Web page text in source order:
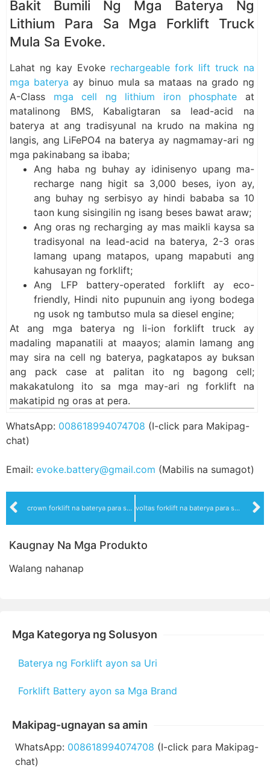
Bakit Bumili Ng Mga Baterya Ng
Lithium Para Sa Mga Forklift Truck
Mula Sa Evoke.
Lahat ng kay Evoke rechargeable fork lift truck na
mga baterya ay binuo mula sa mataas na grado ng
A-Class mga cell ng lithium iron phosphate at
matalinong BMS, Kabaligtaran sa lead-acid na
baterya at ang tradisyunal na krudo na makina ng
langis, ang LiFePO4 na baterya ay nagmamay-ari ng
mga pakinabang sa ibaba;
Ang haba ng buhay ay idinisenyo upang ma-
recharge nang higit sa 3,000 beses, iyon ay,
ang buhay ng serbisyo ay hindi bababa sa 10
taon kung sisingilin ng isang beses bawat araw;
Ang oras ng recharging ay mas maikli kaysa sa
tradisyonal na lead-acid na baterya, 2-3 oras
lamang upang matapos, upang mapabuti ang
kahusayan ng forklift;
Ang LFP battery-operated forklift ay eco-
friendly, Hindi nito pupunuin ang iyong bodega
ng usok ng tambutso mula sa diesel engine;
At ang mga baterya ng li-ion forklift truck ay
madaling mapanatili at maayos; alamin lamang ang
may sira na cell ng baterya, pagkatapos ay buksan
ang pack case at palitan ito ng bagong cell;
makakatulong ito sa mga may-ari ng forklift na
makatipid ng oras at pera.
WhatsApp: 008618994074708 (I-click para Makipag-
chat)
Email: evoke.battery@gmail.com (Mabilis na sumagot)
crown forklift na baterya para sa pagbebenta at pagpapasadya voltas forklift na baterya para sa pagbebenta at pagpapasadya
Kaugnay Na Mga Produkto
Walang nahanap
Mga Kategorya ng Solusyon
Baterya ng Forklift ayon sa Uri
Forklift Battery ayon sa Mga Brand
Makipag-ugnayan sa amin
WhatsApp: 008618994074708 (I-click para Makipag-
chat)